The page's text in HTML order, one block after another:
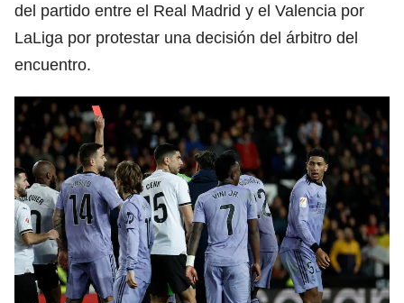
del partido entre el Real Madrid y el Valencia por
LaLiga por protestar una decisión del árbitro del
encuentro.